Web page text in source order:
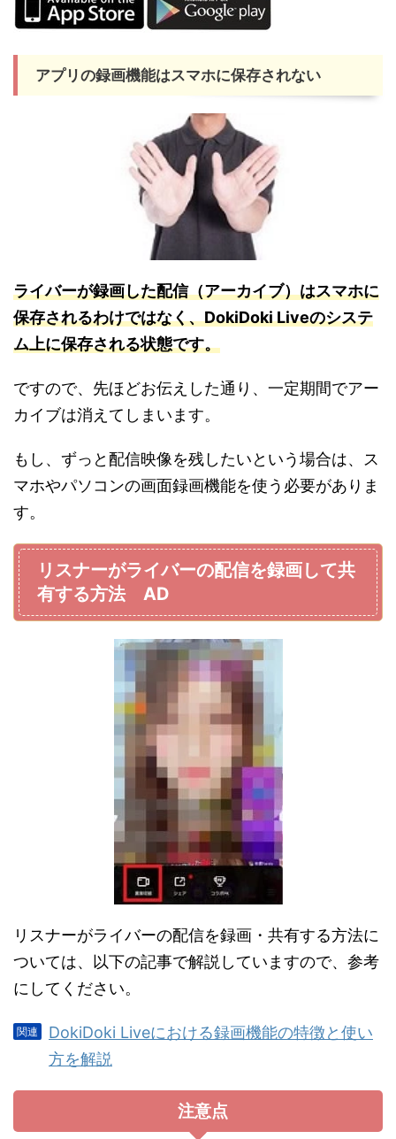
アプリの録画機能はスマホに保存されない
ライバーが録画した配信（アーカイブ）はスマホに
保存されるわけではなく、DokiDoki Liveのシステ
ム上に保存される状態です。
ですので、先ほどお伝えした通り、一定期間でアー
カイブは消えてしまいます。
もし、ずっと配信映像を残したいという場合は、ス
マホやパソコンの画面録画機能を使う必要がありま
す。
リスナーがライバーの配信を録画して共
有する方法 AD
リスナーがライバーの配信を録画・共有する方法に
ついては、以下の記事で解説していますので、参考
にしてください。
DokiDoki Liveにおける録画機能の特徴と使い
方を解説
注意点